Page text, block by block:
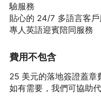
驗服務
貼心的 24/7 多語言客
專人英語迎賓陪同服務
費用不包含
25 美元的落地簽證蓋章
如有需要，我們可協助代